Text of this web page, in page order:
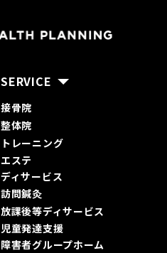
SERVICE
接骨院
整体院
トレーニング
エステ
ディサービス
訪問鍼灸
放課後等ディサービス
児童発達支援
障害者グループホーム